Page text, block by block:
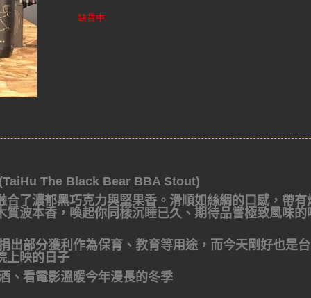
缺貨中
The Black Bear BBA Stout)
了濃郁黑巧克力與堅果香。滑順如絲綢的口感，帶有
波本香，喚起你同樣沉睡已久、期待品嘗極致風味的
出部分獲利作為保育、教育等用途，而今天剛好也是
上映的日子
、看電影溫暖今年漫長的冬季